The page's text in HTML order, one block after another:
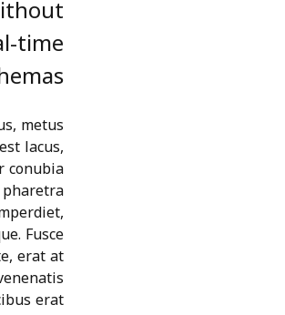
time
metus
lacus,
conubia
Fusce
erat at
erat.